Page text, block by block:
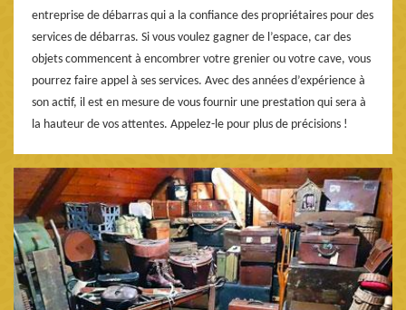
entreprise de débarras qui a la confiance des propriétaires pour des
services de débarras. Si vous voulez gagner de l’espace, car des
objets commencent à encombrer votre grenier ou votre cave, vous
pourrez faire appel à ses services. Avec des années d’expérience à
son actif, il est en mesure de vous fournir une prestation qui sera à
la hauteur de vos attentes. Appelez-le pour plus de précisions !